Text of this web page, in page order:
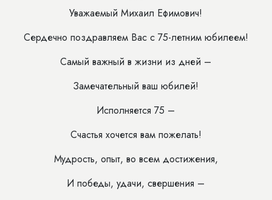
Уважаемый Михаил Ефимович!
Сердечно поздравляем Вас с 75-летним юбилеем!
Самый важный в жизни из дней –
Замечательный ваш юбилей!
Исполняется 75 –
Счастья хочется вам пожелать!
Мудрость, опыт, во всем достижения,
И победы, удачи, свершения –